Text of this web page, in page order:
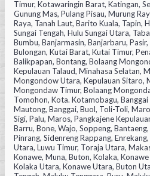
Timur, Kotawaringin Barat, Katingan,
Gunung Mas, Pulang Pisau, Murung
Raya, Tanah Laut, Barito Kuala, Tapin,
Sungai Tengah, Hulu Sungai Utara,
Bumbu, Banjarmasin, Banjarbaru,
Bulongan, Kutai Barat, Kutai Timur,
Balikpapan, Bontang, Bolaang
Kepulauan Talaud, Minahasa Selatan,
Mongondow Utara, Kepulauan Sitaro,
Mongondaw Timur, Bolaang
Tomohon, Kota. Kotamobagu,
Mautong, Banggai, Buol, Toli-Toli,
Sigi, Palu, Maros, Pangkajene
Barru, Bone, Wajo, Soppeng,
Pinrang, Sidenreng Rappang,
Utara, Luwu Timur, Toraja Utara,
Konawe, Muna, Buton, Kolaka,
Kolaka Utara, Konawe Utara, Buton